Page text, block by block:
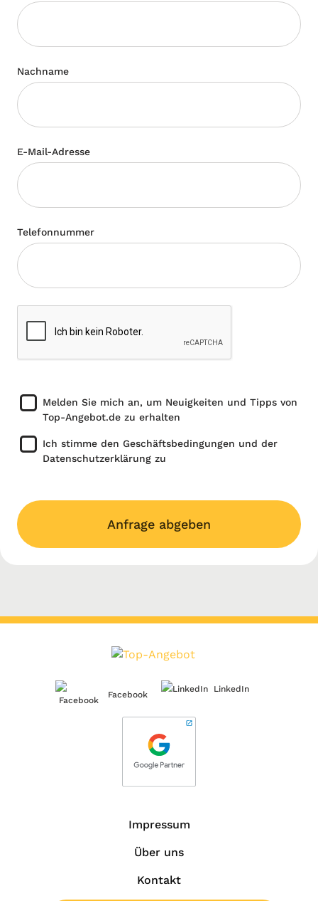
Nachname
E-Mail-Adresse
Telefonnummer
Melden Sie mich an, um Neuigkeiten und Tipps von
Top-Angebot.de zu erhalten
Ich stimme den Geschäftsbedingungen und der
Datenschutzerklärung zu
Anfrage abgeben
Facebook
LinkedIn
Impressum
Über uns
Kontakt